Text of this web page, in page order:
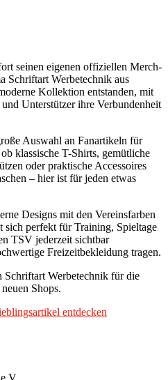
seinen eigenen offiziellen Merch-
Schriftart Werbetechnik aus
Kollektion entstanden, mit
Unterstützer ihre Verbundenheit
Auswahl an Fanartikeln für
klassische T-Shirts, gemütliche
oder praktische Accessoires
– hier ist für jeden etwas
Designs mit den Vereinsfarben
sich perfekt für Training, Spieltage
TSV jederzeit sichtbar
Freizeitbekleidung tragen.
Schriftart Werbetechnik für die
Shops.
entdecken